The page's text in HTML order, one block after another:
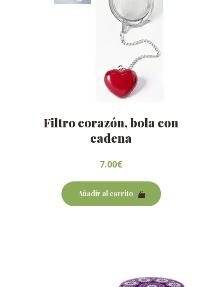
Filtro corazón, bola con
cadena
7.00€
Añadir al carrito